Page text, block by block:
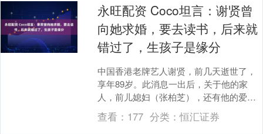
永旺配资 Coco坦言：谢贤曾
向她求婚，要去读书，后来就
错过了，生孩子是缘分
中国香港老牌艺人谢贤，前几天逝世了，
享年89岁。此消息一出后，关于他的家
人，前儿媳妇（张柏芝），还有他的爱情
故事在网络掀起轩然大波。 说到谢贤给人
的印象就是人生....
查看： 177 分类：恒汇证券